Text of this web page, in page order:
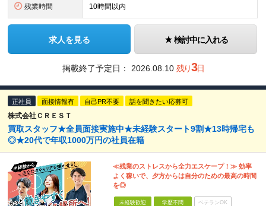
残業時間 10時間以内
求人を見る 検討中に入れる
掲載終了予定日： 2026.08.10 残り3日
正社員 面接情報有 自己PR不要 話を聞きたい応募可
株式会社ＣＲＥＳＴ
買取スタッフ★全員面接実施中★未経験スタート9割★13時帰宅も
◎★20代で年収1000万円の社員在籍
≪残業のストレスから全力エスケープ！≫ 効率
よく稼いで、夕方からは自分のための最高の時間
を◎
未経験歓迎 学歴不問 ベテランOK